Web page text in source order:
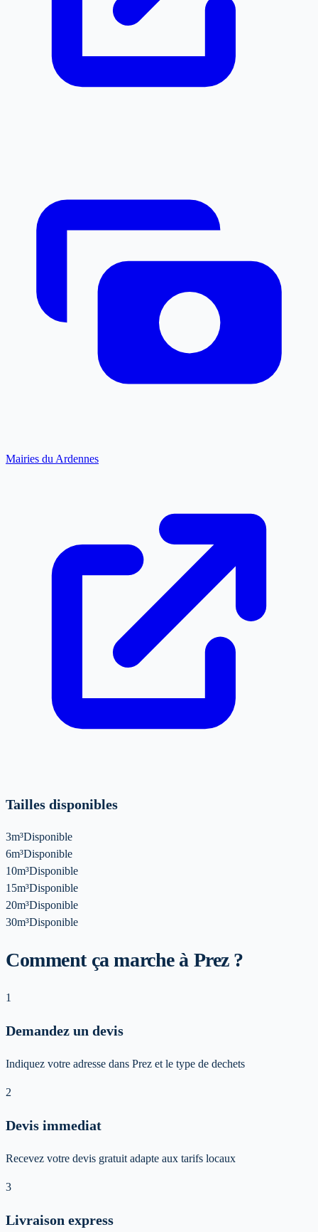
Mairies du Ardennes
Tailles disponibles
3m³Disponible
6m³Disponible
10m³Disponible
15m³Disponible
20m³Disponible
30m³Disponible
Comment ça marche à Prez ?
1
Demandez un devis
Indiquez votre adresse dans Prez et le type de dechets
2
Devis immediat
Recevez votre devis gratuit adapte aux tarifs locaux
3
Livraison express